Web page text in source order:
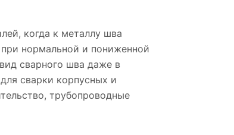
когда к металлу шва
нормальной и пониженной
сварного шва даже в
сварки корпусных и
трубопроводные